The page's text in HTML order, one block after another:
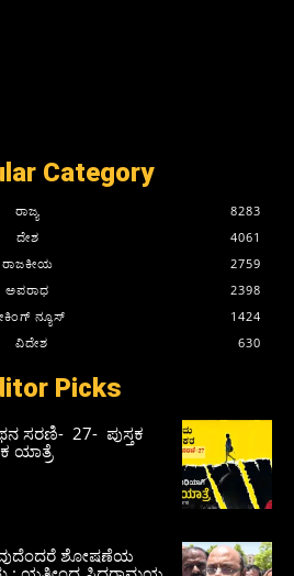
Category
ರಾಜ್ಯ
8283
ದೇಶ
4061
ರಾಜಕೀಯ
2759
ಅಪರಾಧ
2398
ನ್ಯೂಸ್
1424
ವಿದೇಶ
630
Picks
ಸರಣಿ- 27- ಪುಸ್ತಕ
ಯಾತ್ರೆ
ಶೋಷಣೆಯ